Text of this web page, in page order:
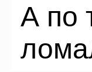
А по